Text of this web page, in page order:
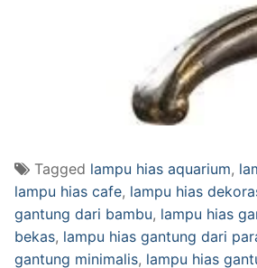
Tagged lampu hias aquarium,
lampu hias cafe, lampu hias
gantung dari bambu, lampu hias
bekas, lampu hias gantung dari
gantung minimalis, lampu hias